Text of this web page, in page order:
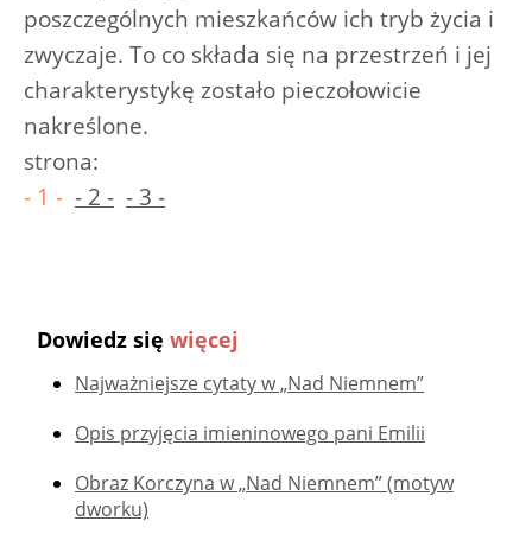
poszczególnych mieszkańców ich tryb życia i
zwyczaje. To co składa się na przestrzeń i jej
charakterystykę zostało pieczołowicie
nakreślone.
strona:
- 1 - - 2 - - 3 -
Dowiedz się więcej
Najważniejsze cytaty w „Nad Niemnem”
Opis przyjęcia imieninowego pani Emilii
Obraz Korczyna w „Nad Niemnem” (motyw
dworku)